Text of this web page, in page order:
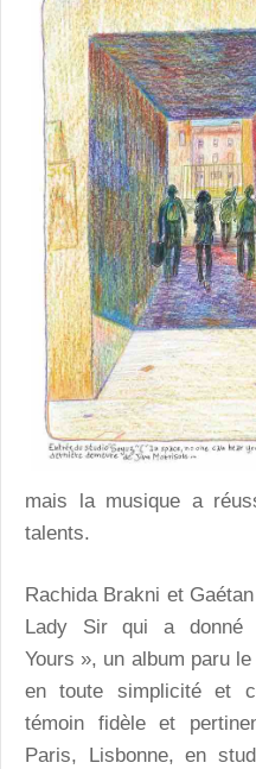
mais la musique a
talents.
Rachida Brakni et
Lady Sir qui a donné
Yours », un album paru
en toute simplicité et
témoin fidèle et
Paris, Lisbonne, en